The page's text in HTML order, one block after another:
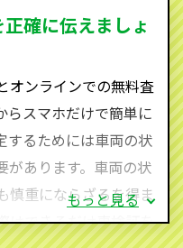
ることができるので
さい。
て無料で行います。安
確に伝えましょ
オンラインでの無料査
らスマホだけで簡単に
するためには車両の状
があります。車両の状
慎重にならざるを得ま
はできるだけ車検証を
もっと見る